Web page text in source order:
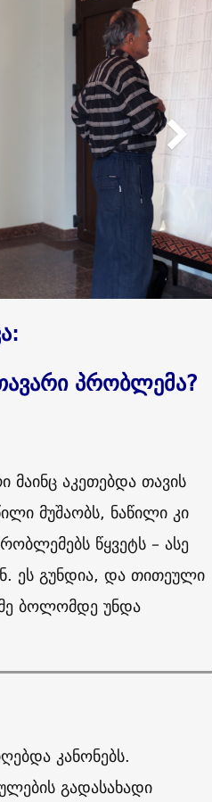
პრობლემა?
მაინც აკეთებდა თავის
მუშაობს, ნაწილი კი
წყვეტს – ასე
ეს გუნდია, და თითეული
ბოლომდე უნდა
კანონებს.
გადასახადი